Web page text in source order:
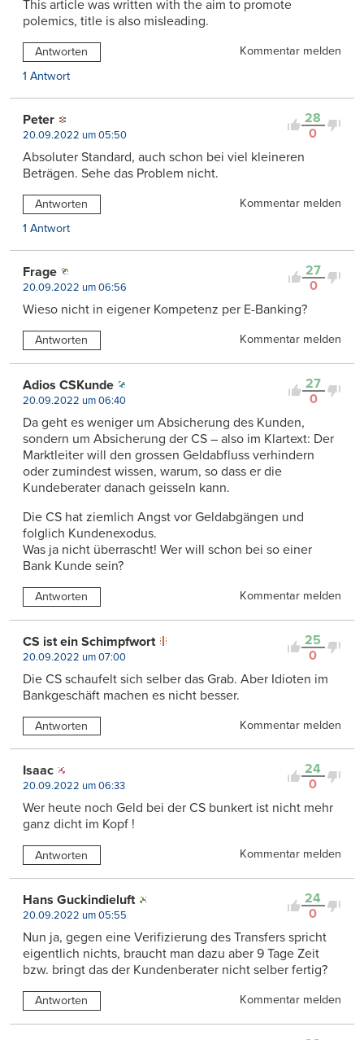
This article was written with the aim to promote
polemics, title is also misleading.
Antworten
Kommentar melden
1 Antwort
28
0
Peter
20.09.2022 um 05:50
Absoluter Standard, auch schon bei viel kleineren
Beträgen. Sehe das Problem nicht.
Antworten
Kommentar melden
1 Antwort
27
0
Frage
20.09.2022 um 06:56
Wieso nicht in eigener Kompetenz per E-Banking?
Antworten Kommentar melden
27
0
Adios CSKunde
20.09.2022 um 06:40
Da geht es weniger um Absicherung des Kunden,
sondern um Absicherung der CS – also im Klartext: Der
Marktleiter will den grossen Geldabfluss verhindern
oder zumindest wissen, warum, so dass er die
Kundeberater danach geisseln kann.
Die CS hat ziemlich Angst vor Geldabgängen und
folglich Kundenexodus.
Was ja nicht überrascht! Wer will schon bei so einer
Bank Kunde sein?
Antworten Kommentar melden
25
0
CS ist ein Schimpfwort
20.09.2022 um 07:00
Die CS schaufelt sich selber das Grab. Aber Idioten im
Bankgeschäft machen es nicht besser.
Antworten Kommentar melden
24
0
Isaac
20.09.2022 um 06:33
Wer heute noch Geld bei der CS bunkert ist nicht mehr
ganz dicht im Kopf !
Antworten Kommentar melden
24
0
Hans Guckindieluft
20.09.2022 um 05:55
Nun ja, gegen eine Verifizierung des Transfers spricht
eigentlich nichts, braucht man dazu aber 9 Tage Zeit
bzw. bringt das der Kundenberater nicht selber fertig?
Antworten Kommentar melden